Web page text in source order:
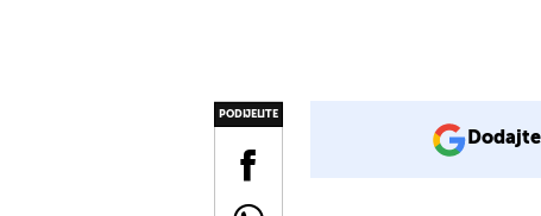
PODIJELITE